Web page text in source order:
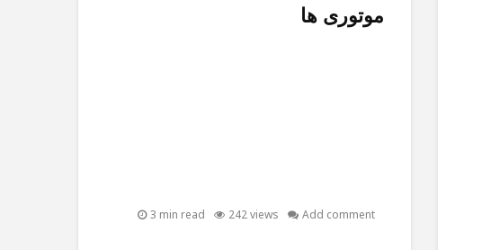
موتوری ها
Add comment
242 views
3 min read